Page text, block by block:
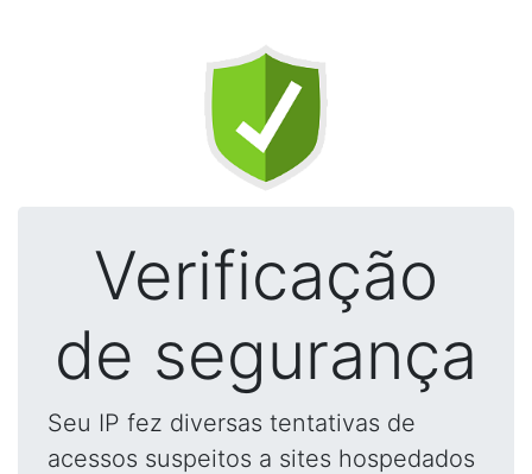
Verificação
de segurança
Seu IP fez diversas tentativas de
acessos suspeitos a sites hospedados